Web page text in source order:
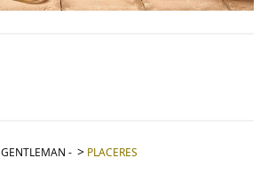
GENTLEMAN - PLACERES